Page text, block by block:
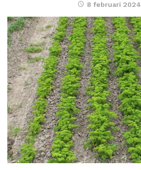
8 februari 2024